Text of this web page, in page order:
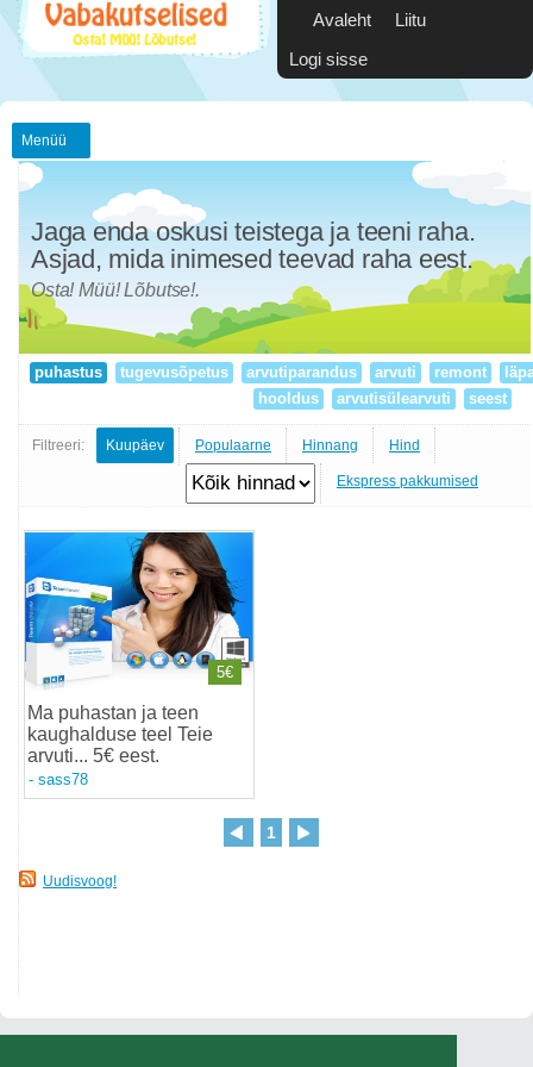
Avaleht
Liitu
Logi sisse
Menüü
Jaga enda oskusi teistega ja teeni raha.
Asjad, mida inimesed teevad raha eest.
Osta! Müü! Lõbutse!.
puhastus tugevusõpetus arvutiparandus arvuti remont
hooldus
arvutisülearvuti seest
Filtreeri: Kuupäev Populaarne Hinnang Hind
Ekspress pakkumised
Ma puhastan ja teen
kaughalduse teel Teie
arvuti... 5€ eest.
- sass78
5€
1
Uudisvoog!